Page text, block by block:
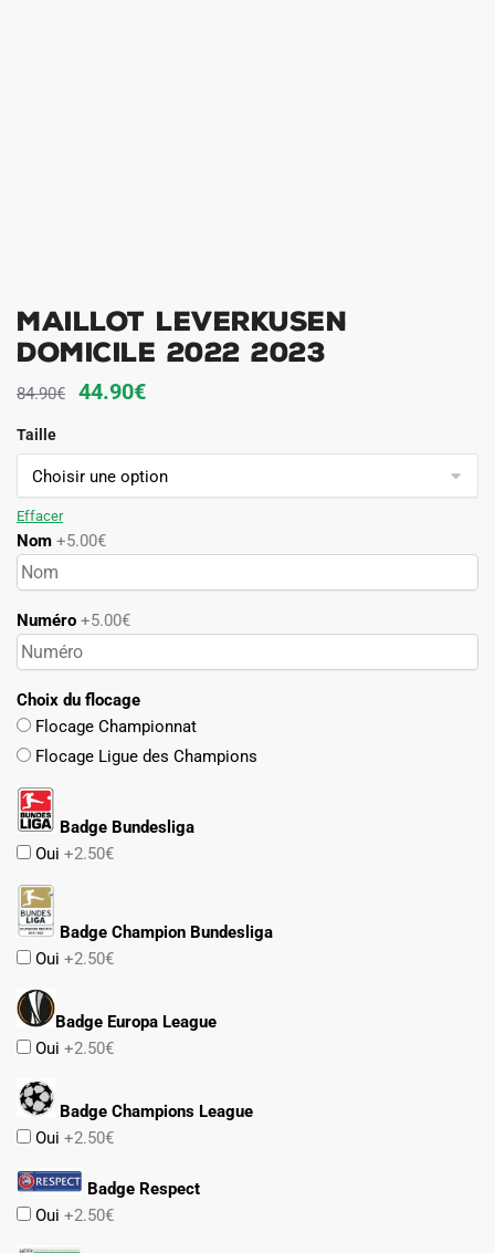
MAILLOT LEVERKUSEN
DOMICILE 2022 2023
84.90€
Le
initial
était :
44.90€Le
actuel
est :
Taille
Effacer
Nom +5.00€
Numéro +5.00€
Choix du flocage
Flocage Championnat
Flocage Ligue des Champions
Badge Bundesliga
Oui +2.50€
Badge Champion Bundesliga
Oui +2.50€
Badge Europa League
Oui +2.50€
Badge Champions League
Oui +2.50€
Badge Respect
Oui +2.50€